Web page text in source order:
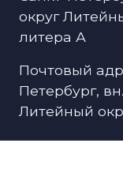
округ
литера А
Почтовый
Петербург,
Литейный